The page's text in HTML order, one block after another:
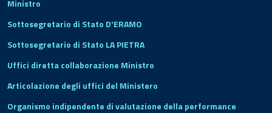
Ministro
Sottosegretario di Stato D'ERAMO
Sottosegretario di Stato LA PIETRA
Uffici diretta collaborazione Ministro
Articolazione degli uffici del Ministero
Organismo indipendente di valutazione della performance